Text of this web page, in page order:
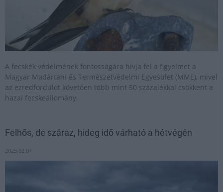
A fecskék védelmének fontosságára hívja fel a figyelmet a
Magyar Madártani és Természetvédelmi Egyesület (MME), mivel
az ezredfordulót követően több mint 50 százalékkal csökkent a
hazai fecskeállomány.
Felhős, de száraz, hideg idő várható a hétvégén
2025.02.07